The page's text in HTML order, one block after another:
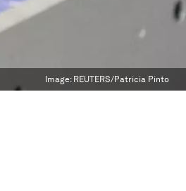
Image: REUTERS/Patricia Pinto